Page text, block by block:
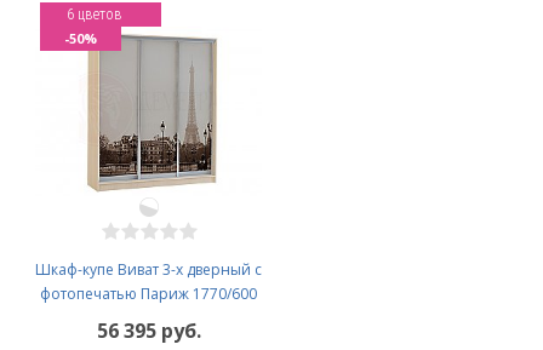
Шкаф-купе Виват 3-х дверный с
фотопечатью Париж 1770/600
6 цветов
56 395 руб.
-50%